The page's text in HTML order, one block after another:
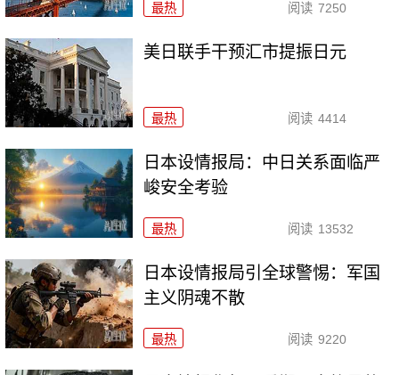
最热 阅读 7250
美日联手干预汇市提振日元
最热 阅读 4414
日本设情报局：中日关系面临严
峻安全考验
最热 阅读 13532
日本设情报局引全球警惕：军国
主义阴魂不散
最热 阅读 9220